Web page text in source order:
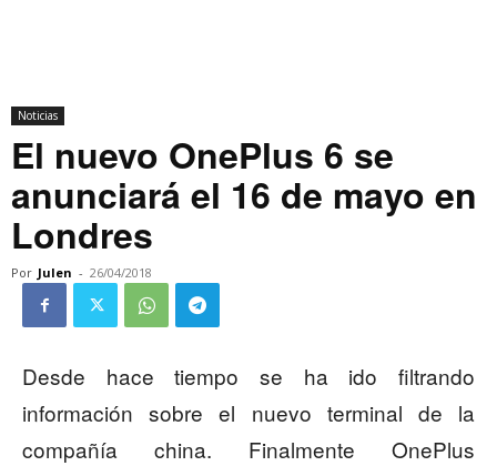
Noticias
El nuevo OnePlus 6 se
anunciará el 16 de mayo en
Londres
Por Julen - 26/04/2018
Desde hace tiempo se ha ido filtrando
información sobre el nuevo terminal de la
compañía china. Finalmente OnePlus